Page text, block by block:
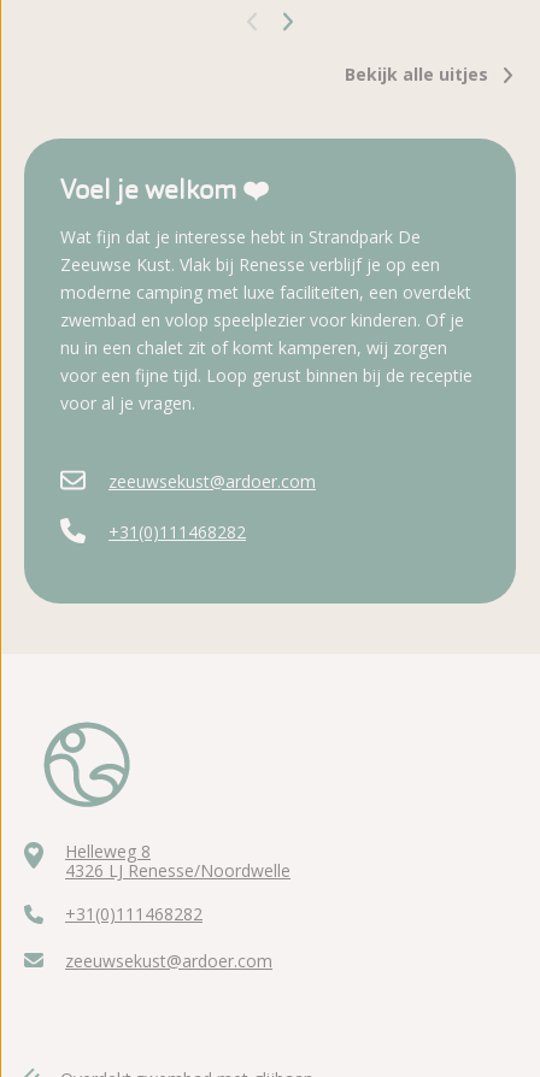
Bekijk alle uitjes
Voel je welkom ❤️
Wat fijn dat je interesse hebt in Strandpark De
Zeeuwse Kust. Vlak bij Renesse verblijf je op een
moderne camping met luxe faciliteiten, een overdekt
zwembad en volop speelplezier voor kinderen. Of je
nu in een chalet zit of komt kamperen, wij zorgen
voor een fijne tijd. Loop gerust binnen bij de receptie
voor al je vragen.
zeeuwsekust@ardoer.com
+31(0)111468282
Helleweg 8
4326 LJ Renesse/Noordwelle
+31(0)111468282
zeeuwsekust@ardoer.com